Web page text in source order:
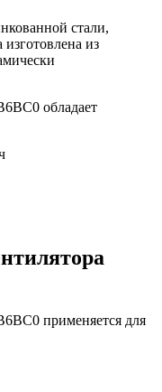
стали,
из
обладает
применяется для